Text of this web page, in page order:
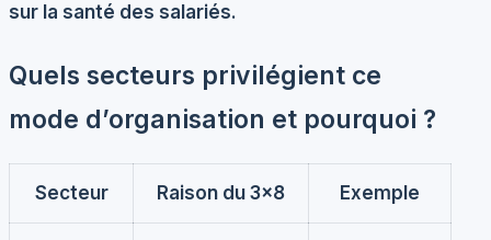
sur la santé des salariés.
Quels secteurs privilégient ce
mode d’organisation et pourquoi ?
Secteur Raison du 3×8 Exemple